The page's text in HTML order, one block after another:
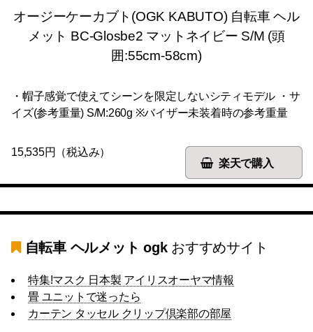
オージーケーカブト(OGK KABUTO) 自転車 ヘル
メット BC-Glosbe2 マットネイビー S/M (頭
囲:55cm-58cm)
・帽子感覚で使えてシーンを限定しないシティモデル ・サ
イズ(参考重量) S/M:260g ※バイザー未装着時の参考重量
楽天で購入
15,535円（税込み）
自転車 ヘルメット ogkおすすめサイト
特集!マスク 日本製 アイリスオーヤマ情報
畳 ユニットで迷ったら
カーテン タッセル クリップ倶楽部の部屋